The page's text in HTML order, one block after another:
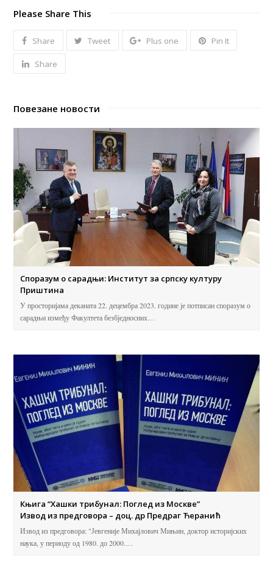
Please Share This
Share Tweet Plus one Pin It
Share
Повезане новости
Споразум о сарадњи: Институт за српску културу
Приштинa
У просторијама деканата 22. децембра 2023. године је потписан споразум о
сарадњи између Факултета безбједносних…
Књига “Хашки трибунал: Поглед из Москве”
Извод из предговора – доц. др Предраг Ћеранић
Извод из предговора: "Јевгеније Михајлович Мињин, доктор историјских
наука, у периоду од 1980. до 2000.…